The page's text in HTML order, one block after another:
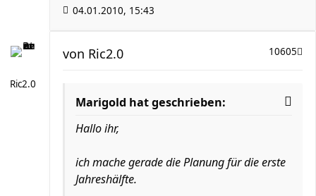
04.01.2010, 15:43
Ric2.0
10605
von Ric2.0
Marigold hat geschrieben:
Hallo ihr,
ich mache gerade die Planung für die erste
Jahreshälfte.